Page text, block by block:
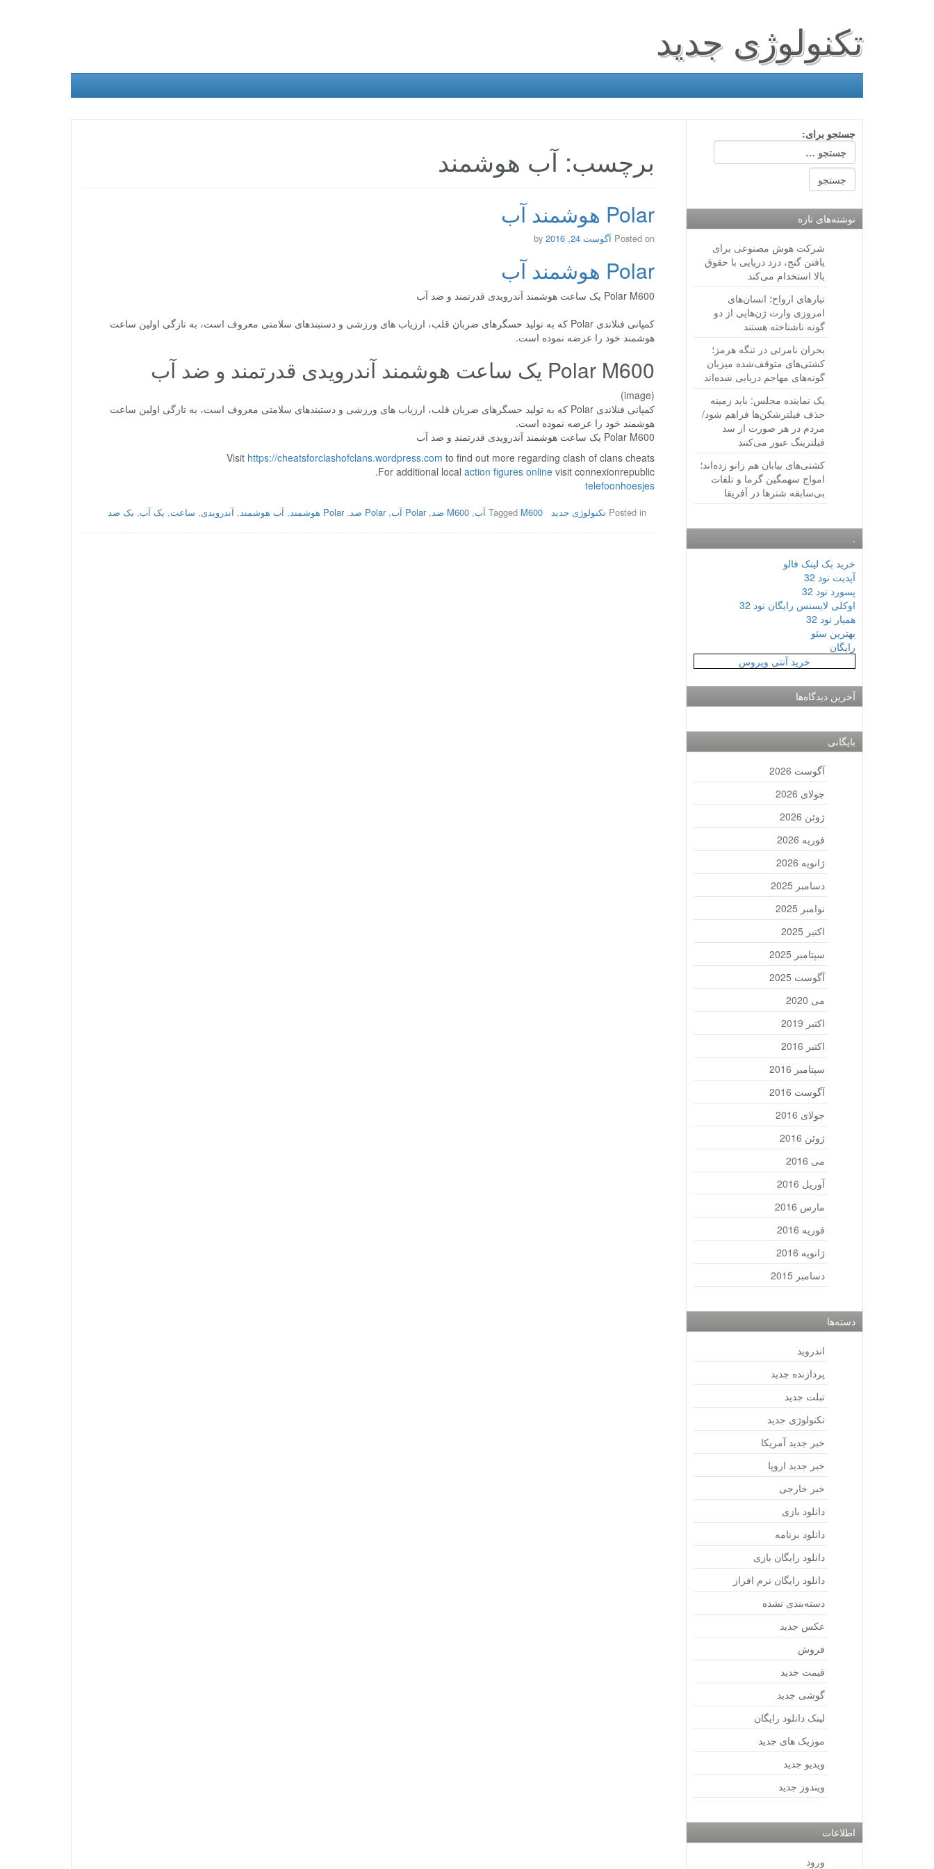
تکنولوژی جدید
برچسب: آب هوشمند
Polar هوشمند آب
Posted on آگوست 24, 2016 by
Polar هوشمند آب
Polar M600 یک ساعت هوشمند آندرویدی قدرتمند و ضد آب
کمپانی فنلاندی Polar که به تولید حسگرهای ضربان قلب، ارزیاب های ورزشی و دستبندهای سلامتی معروف است، به تازگی اولین ساعت
هوشمند خود را عرضه نموده است.
Polar M600 یک ساعت هوشمند آندرویدی قدرتمند و ضد آب
(image)
کمپانی فنلاندی Polar که به تولید حسگرهای ضربان قلب، ارزیاب های ورزشی و دستبندهای سلامتی معروف است، به تازگی اولین ساعت
هوشمند خود را عرضه نموده است.
Polar M600 یک ساعت هوشمند آندرویدی قدرتمند و ضد آب
Visit https://cheatsforclashofclans.wordpress.com to find out more regarding clash of clans cheats
For additional local action figures onlinevisit connexionrepublic.
telefoonhoesjes
Posted in تکنولوژی جدید Tagged M600 آب ,M600 ضد ,Polar آب ,Polar ضد ,Polar هوشمند ,آب هوشمند,آندرویدی, ساعت, یک آب, یک ضد
جستجو برای:
نوشته‌های تازه
شرکت هوش مصنوعی برای
یافتن گنج، دزد دریایی با حقوق
بالا استخدام می‌کند
تبارهای ارواح؛ انسان‌های
امروزی وارث ژن‌هایی از دو
گونه ناشناخته هستند
بحران نامرئی در تنگه هرمز؛
کشتی‌های متوقف‌شده میزبان
گونه‌های مهاجم دریایی شده‌اند
یک نماینده مجلس: باید زمینه
حذف فیلترشکن‌ها فراهم شود/
مردم در هر صورت از سد
فیلترینگ عبور می‌کنند
کشتی‌های بیابان هم زانو زده‌اند؛
امواج سهمگین گرما و تلفات
بی‌سابقه شترها در آفریقا
.
خرید بک لینک فالو
آپدیت نود 32
پسورد نود 32
اوکلی لایسنس رایگان نود 32
همیار نود 32
بهترین سئو
رایگان
خرید آنتی ویروس
آخرین دیدگاه‌ها
بایگانی
آگوست 2026
جولای 2026
ژوئن 2026
فوریه 2026
ژانویه 2026
دسامبر 2025
نوامبر 2025
اکتبر 2025
سپتامبر 2025
آگوست 2025
می 2020
اکتبر 2019
اکتبر 2016
سپتامبر 2016
آگوست 2016
جولای 2016
ژوئن 2016
می 2016
آوریل 2016
مارس 2016
فوریه 2016
ژانویه 2016
دسامبر 2015
دسته‌ها
اندروید
پردازنده جدید
تبلت جدید
تکنولوژی جدید
خبر جدید آمریکا
خبر جدید اروپا
خبر خارجی
دانلود بازی
دانلود برنامه
دانلود رایگان بازی
دانلود رایگان نرم افراز
دسته‌بندی نشده
عکس جدید
فروش
قیمت جدید
گوشی جدید
لینک دانلود رایگان
موزیک های جدید
ویدیو جدید
ویندوز جدید
اطلاعات
ورود